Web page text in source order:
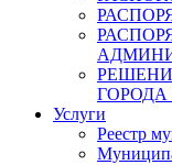
ГОРОДА
Услуги
Реестр